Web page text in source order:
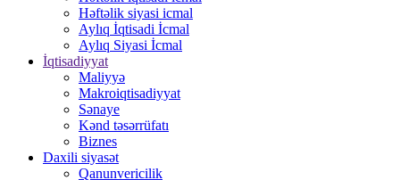
Həftəlik siyasi icmal
Aylıq İqtisadi İcmal
Aylıq Siyasi İcmal
İqtisadiyyat
Maliyyə
Makroiqtisadiyyat
Sənaye
Kənd təsərrüfatı
Biznes
Daxili siyasət
Qanunvericilik